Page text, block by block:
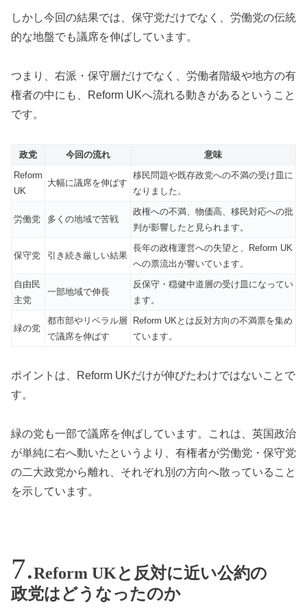
しかし今回の結果では、保守党だけでなく、労働党の伝統
的な地盤でも議席を伸ばしています。
つまり、右派・保守層だけでなく、労働者階級や地方の有
権者の中にも、Reform UKへ流れる動きがあるということ
です。
政党 今回の流れ
意味
Reform
UK
大幅に議席を伸ばす
移民問題や既存政党への不満の受け皿に
なりました。
労働党 多くの地域で苦戦
政権への不満、物価高、移民対応への批
判が影響したと見られます。
保守党 引き続き厳しい結果
長年の政権運営への失望と、Reform UK
への票流出が響いています。
自由民
主党
一部地域で伸長
反保守・穏健中道層の受け皿になってい
ます。
緑の党
都市部やリベラル層
で議席を伸ばす
Reform UKとは反対方向の不満票を集め
ています。
ポイントは、Reform UKだけが伸びたわけではないことで
す。
緑の党も一部で議席を伸ばしています。これは、英国政治
が単純に右へ動いたというより、有権者が労働党・保守党
の二大政党から離れ、それぞれ別の方向へ散っていること
を示しています。
Reform UKと反対に近い公約の
政党はどうなったのか